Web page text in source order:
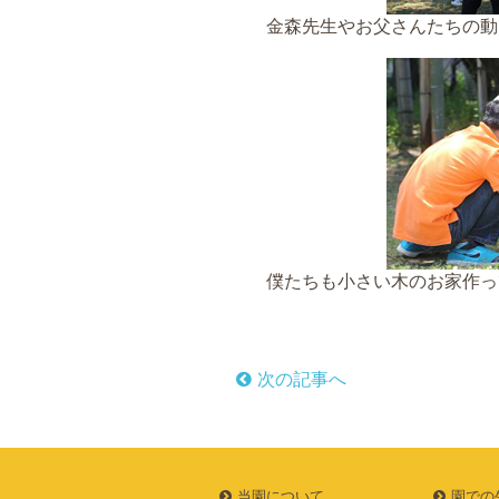
金森先生やお父さんたちの
僕たちも小さい木のお家作
次の記事へ